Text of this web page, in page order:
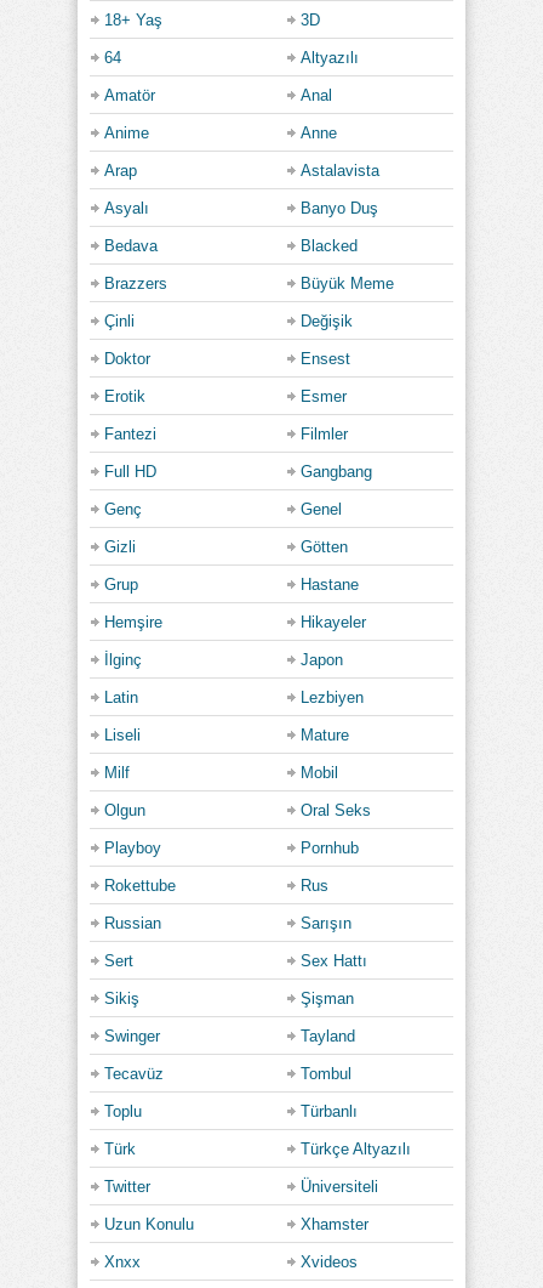
18+ Yaş 3D
64 Altyazılı
Amatör Anal
Anime Anne
Arap Astalavista
Asyalı Banyo Duş
Bedava Blacked
Brazzers Büyük Meme
Çinli Değişik
Doktor Ensest
Erotik Esmer
Fantezi Filmler
Full HD Gangbang
Genç Genel
Gizli Götten
Grup Hastane
Hemşire Hikayeler
İlginç Japon
Latin Lezbiyen
Liseli Mature
Milf Mobil
Olgun Oral Seks
Playboy Pornhub
Rokettube Rus
Russian Sarışın
Sert Sex Hattı
Sikiş Şişman
Swinger Tayland
Tecavüz Tombul
Toplu Türbanlı
Türk Türkçe Altyazılı
Twitter Üniversiteli
Uzun Konulu Xhamster
Xnxx Xvideos